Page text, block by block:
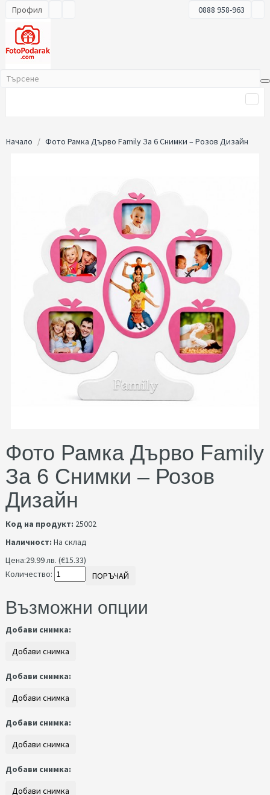
Профил 0888 958-963
Начало Фото Рамка Дърво Family За 6 Снимки – Розов Дизайн
Фото Рамка Дърво Family
За 6 Снимки – Розов
Дизайн
Код на продукт: 25002
Наличност: На склад
Цена:29.99 лв. (€15.33)
Количество:
ПОРЪЧАЙ
Възможни опции
Добави снимка:
Добави снимка:
Добави снимка:
Добави снимка: